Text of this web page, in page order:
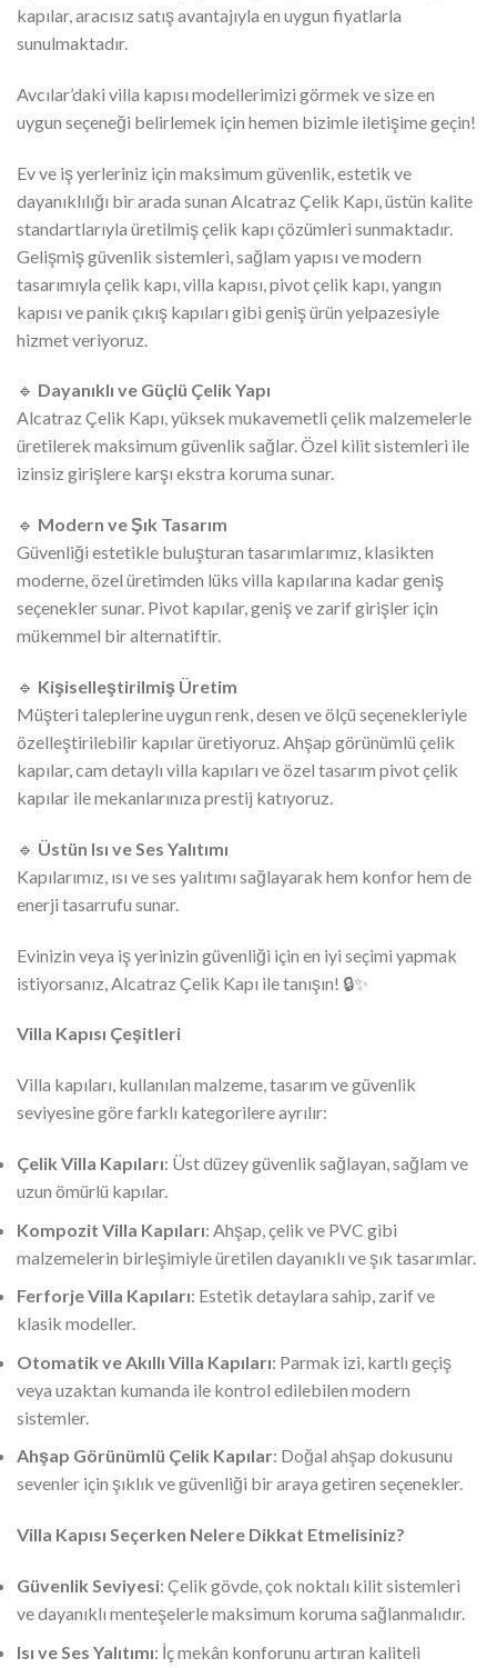
kapılar, aracısız satış avantajıyla en uygun fiyatlarla
sunulmaktadır.
Avcılar’daki villa kapısı modellerimizi görmek ve size en
uygun seçeneği belirlemek için hemen bizimle iletişime geçin!
Ev ve iş yerleriniz için maksimum güvenlik, estetik ve
dayanıklılığı bir arada sunan Alcatraz Çelik Kapı, üstün kalite
standartlarıyla üretilmiş çelik kapı çözümleri sunmaktadır.
Gelişmiş güvenlik sistemleri, sağlam yapısı ve modern
tasarımıyla çelik kapı, villa kapısı, pivot çelik kapı, yangın
kapısı ve panik çıkış kapıları gibi geniş ürün yelpazesiyle
hizmet veriyoruz.
🔹 Dayanıklı ve Güçlü Çelik Yapı
Alcatraz Çelik Kapı, yüksek mukavemetli çelik malzemelerle
üretilerek maksimum güvenlik sağlar. Özel kilit sistemleri ile
izinsiz girişlere karşı ekstra koruma sunar.
🔹 Modern ve Şık Tasarım
Güvenliği estetikle buluşturan tasarımlarımız, klasikten
moderne, özel üretimden lüks villa kapılarına kadar geniş
seçenekler sunar. Pivot kapılar, geniş ve zarif girişler için
mükemmel bir alternatiftir.
🔹 Kişiselleştirilmiş Üretim
Müşteri taleplerine uygun renk, desen ve ölçü seçenekleriyle
özelleştirilebilir kapılar üretiyoruz. Ahşap görünümlü çelik
kapılar, cam detaylı villa kapıları ve özel tasarım pivot çelik
kapılar ile mekanlarınıza prestij katıyoruz.
🔹 Üstün Isı ve Ses Yalıtımı
Kapılarımız, ısı ve ses yalıtımı sağlayarak hem konfor hem de
enerji tasarrufu sunar.
Evinizin veya iş yerinizin güvenliği için en iyi seçimi yapmak
istiyorsanız, Alcatraz Çelik Kapı ile tanışın! 🔒✨
Villa Kapısı Çeşitleri
Villa kapıları, kullanılan malzeme, tasarım ve güvenlik
seviyesine göre farklı kategorilere ayrılır:
Çelik Villa Kapıları: Üst düzey güvenlik sağlayan, sağlam ve
uzun ömürlü kapılar.
Kompozit Villa Kapıları: Ahşap, çelik ve PVC gibi
malzemelerin birleşimiyle üretilen dayanıklı ve şık tasarımlar.
Ferforje Villa Kapıları: Estetik detaylara sahip, zarif ve
klasik modeller.
Otomatik ve Akıllı Villa Kapıları: Parmak izi, kartlı geçiş
veya uzaktan kumanda ile kontrol edilebilen modern
sistemler.
Ahşap Görünümlü Çelik Kapılar: Doğal ahşap dokusunu
sevenler için şıklık ve güvenliği bir araya getiren seçenekler.
Villa Kapısı Seçerken Nelere Dikkat Etmelisiniz?
Güvenlik Seviyesi: Çelik gövde, çok noktalı kilit sistemleri
ve dayanıklı menteşelerle maksimum koruma sağlanmalıdır.
Isı ve Ses Yalıtımı: İç mekân konforunu artıran kaliteli